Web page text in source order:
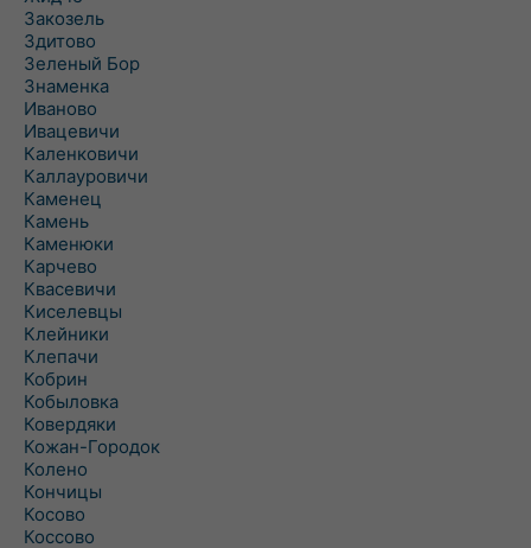
Закозель
Здитово
Зеленый Бор
Знаменка
Иваново
Ивацевичи
Каленковичи
Каллауровичи
Каменец
Камень
Каменюки
Карчево
Квасевичи
Киселевцы
Клейники
Клепачи
Кобрин
Кобыловка
Ковердяки
Кожан-Городок
Колено
Кончицы
Косово
Коссово